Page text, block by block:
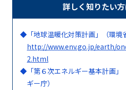
詳しく知りたい
◆ 「地球温暖化対策計画」（環境
http://www.env.go.jp/earth/
2.html
◆ 「第６次エネルギー基本計画
ギー庁）